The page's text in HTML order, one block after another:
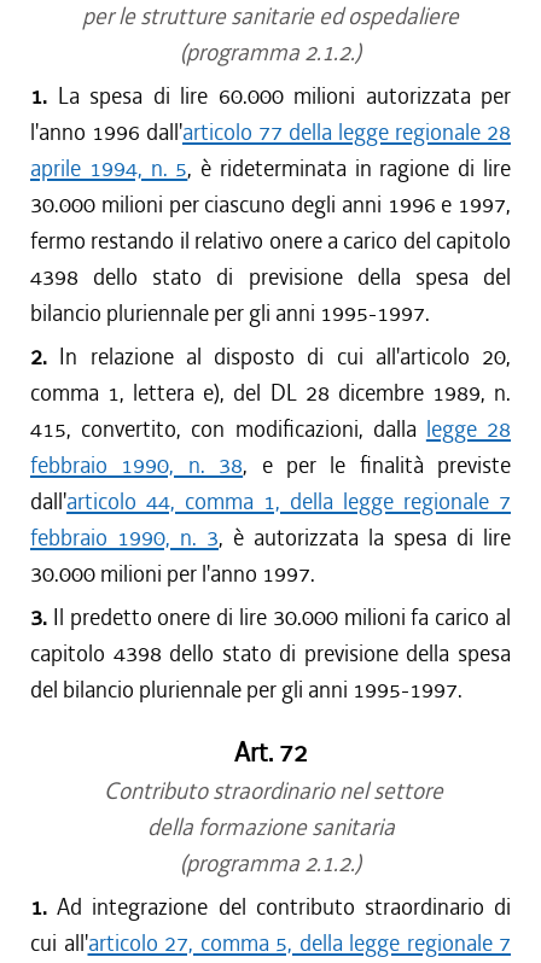
per le strutture sanitarie ed ospedaliere
(programma 2.1.2.)
1. La spesa di lire 60.000 milioni autorizzata per
l'anno 1996 dall'articolo 77 della legge regionale 28
aprile 1994, n. 5, è rideterminata in ragione di lire
30.000 milioni per ciascuno degli anni 1996 e 1997,
fermo restando il relativo onere a carico del capitolo
4398 dello stato di previsione della spesa del
bilancio pluriennale per gli anni 1995-1997.
2. In relazione al disposto di cui all'articolo 20,
comma 1, lettera e), del DL 28 dicembre 1989, n.
415, convertito, con modificazioni, dalla legge 28
febbraio 1990, n. 38, e per le finalità previste
dall'articolo 44, comma 1, della legge regionale 7
febbraio 1990, n. 3, è autorizzata la spesa di lire
30.000 milioni per l'anno 1997.
3. Il predetto onere di lire 30.000 milioni fa carico al
capitolo 4398 dello stato di previsione della spesa
del bilancio pluriennale per gli anni 1995-1997.
Art. 72
Contributo straordinario nel settore
della formazione sanitaria
(programma 2.1.2.)
1. Ad integrazione del contributo straordinario di
cui all'articolo 27, comma 5, della legge regionale 7